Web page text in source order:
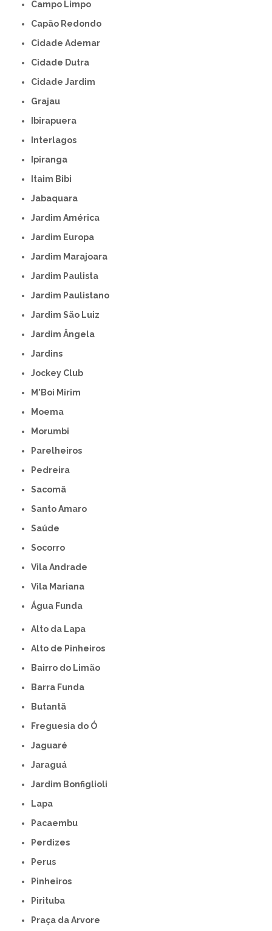
Campo Limpo
Capão Redondo
Cidade Ademar
Cidade Dutra
Cidade Jardim
Grajau
Ibirapuera
Interlagos
Ipiranga
Itaim Bibi
Jabaquara
Jardim América
Jardim Europa
Jardim Marajoara
Jardim Paulista
Jardim Paulistano
Jardim São Luiz
Jardim Ângela
Jardins
Jockey Club
M'Boi Mirim
Moema
Morumbi
Parelheiros
Pedreira
Sacomã
Santo Amaro
Saúde
Socorro
Vila Andrade
Vila Mariana
Água Funda
Alto da Lapa
Alto de Pinheiros
Bairro do Limão
Barra Funda
Butantã
Freguesia do Ó
Jaguaré
Jaraguá
Jardim Bonfiglioli
Lapa
Pacaembu
Perdizes
Perus
Pinheiros
Pirituba
Praça da Arvore